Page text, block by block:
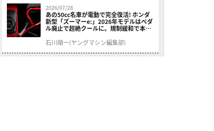
2026/07/28
あの50cc名車が電動で完全復活! ホンダ
新型「ズーマーe:」2026年モデルはペダ
ル廃止で超絶クールに。規制緩和で本来
石川順一(ヤングマシン編集部)